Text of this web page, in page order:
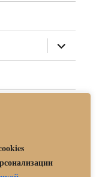
раскрыть
дочернее
меню